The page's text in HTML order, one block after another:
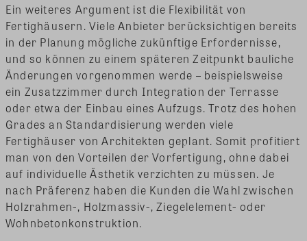
Ein weiteres Argument ist die Flexibilität von
Fertighäusern. Viele Anbieter berücksichtigen bereits
in der Planung mögliche zukünftige Erfordernisse,
und so können zu einem späteren Zeitpunkt bauliche
Änderungen vorgenommen werde – beispielsweise
ein Zusatzzimmer durch Integration der Terrasse
oder etwa der Einbau eines Aufzugs. Trotz des hohen
Grades an Standardisierung werden viele
Fertighäuser von Architekten geplant. Somit profitiert
man von den Vorteilen der Vorfertigung, ohne dabei
auf individuelle Ästhetik verzichten zu müssen. Je
nach Präferenz haben die Kunden die Wahl zwischen
Holzrahmen-, Holzmassiv-, Ziegelelement- oder
Wohnbetonkonstruktion.